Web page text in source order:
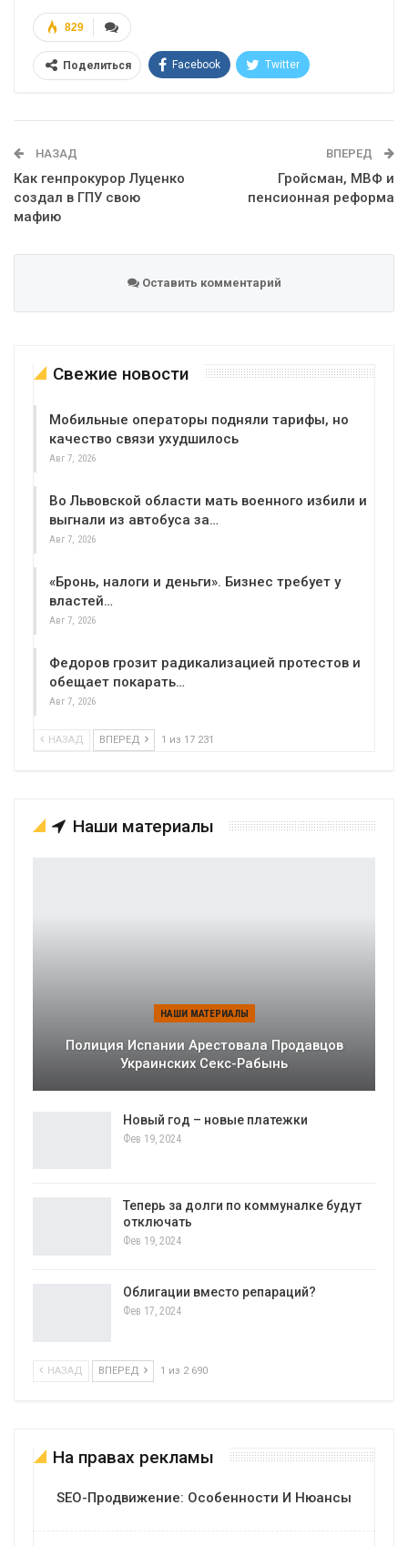
829
Поделиться Facebook Twitter
НАЗАД
Как генпрокурор Луценко
создал в ГПУ свою
мафию
ВПЕРЕД
Гройсман, МВФ и
пенсионная реформа
Оставить комментарий
Свежие новости
Мобильные операторы подняли тарифы, но
качество связи ухудшилось
Авг 7, 2026
Во Львовской области мать военного избили и
выгнали из автобуса за…
Авг 7, 2026
«Бронь, налоги и деньги». Бизнес требует у
властей…
Авг 7, 2026
Федоров грозит радикализацией протестов и
обещает покарать…
Авг 7, 2026
НАЗАД ВПЕРЕД 1 из 17 231
Наши материалы
НАШИ МАТЕРИАЛЫ
Полиция Испании Арестовала Продавцов
Украинских Секс-Рабынь
Новый год – новые платежки
Фев 19, 2024
Теперь за долги по коммуналке будут
отключать
Фев 19, 2024
Облигации вместо репараций?
Фев 17, 2024
НАЗАД ВПЕРЕД 1 из 2 690
На правах рекламы
SEO-Продвижение: Особенности И Нюансы